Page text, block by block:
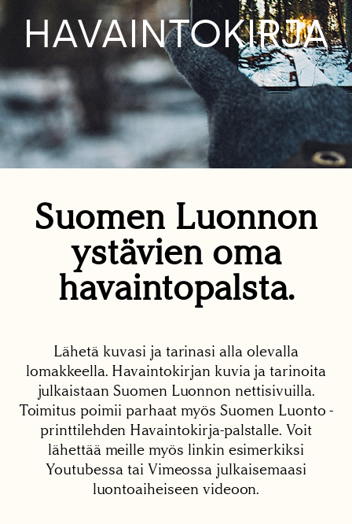
HAVAINTOKIRJA
Suomen Luonnon
ystävien oma
havaintopalsta.
Lähetä kuvasi ja tarinasi alla olevalla
lomakkeella. Havaintokirjan kuvia ja tarinoita
julkaistaan Suomen Luonnon nettisivuilla.
Toimitus poimii parhaat myös Suomen Luonto -
printtilehden Havaintokirja-palstalle. Voit
lähettää meille myös linkin esimerkiksi
Youtubessa tai Vimeossa julkaisemaasi
luontoaiheiseen videoon.